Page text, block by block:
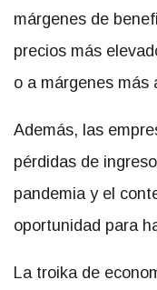
márgenes de
precios más
o a márgenes más
Además, las
pérdidas de
pandemia y el
oportunidad para
La troika de